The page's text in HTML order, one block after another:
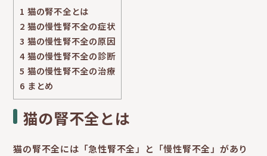
1 猫の腎不全とは
2 猫の慢性腎不全の症状
3 猫の慢性腎不全の原因
4猫の慢性腎不全の診断
5 猫の慢性腎不全の治療
6 まとめ
猫の腎不全とは
猫の腎不全には「急性腎不全」と「慢性腎不全」があり